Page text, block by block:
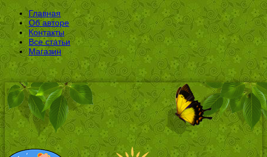
Главная
Об авторе
Контакты
Все статьи
Магазин